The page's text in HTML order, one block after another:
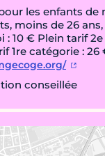
les enfants de
moins de 26
: 10 € Plein tarif
1re catégorie : 26
conseillée